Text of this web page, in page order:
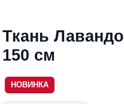
Ткань
150 см
НОВИНКА